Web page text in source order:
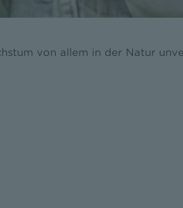
von allem in der Natur